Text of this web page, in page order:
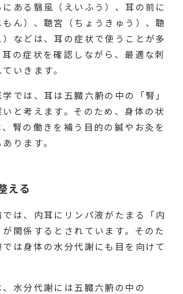
ある翳風（えいふう）、耳の前に
もん）、聴宮（ちょうきゅう）、聴
などは、耳の症状で使うことが多
の症状を確認しながら、最適な刺
いきます。
では、耳は五臓六腑の中の「腎」
いと考えます。そのため、身体の状
腎の働きを補う目的の鍼やお灸を
ります。
える
では、内耳にリンパ液がたまる「内
が関係するとされています。そのた
は身体の水分代謝にも目を向けて
水分代謝には五臓六腑の中の